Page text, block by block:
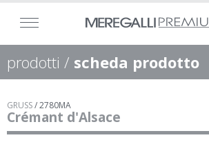
prodotti / scheda prodotto
GRUSS/2780MA
Crémant d'Alsace